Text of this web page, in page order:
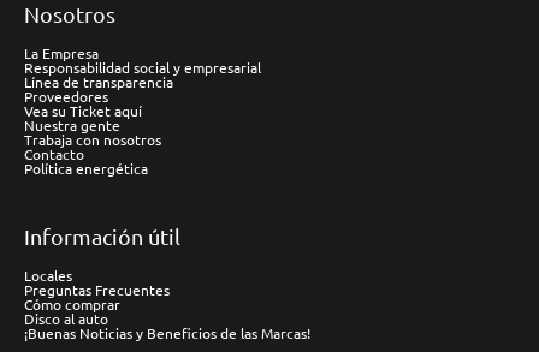
Nosotros
La Empresa
Responsabilidad social y empresarial
Línea de transparencia
Proveedores
Vea su Ticket aquí
Nuestra gente
Trabaja con nosotros
Contacto
Política energética
Información útil
Locales
Preguntas Frecuentes
Cómo comprar
Disco al auto
¡Buenas Noticias y Beneficios de las Marcas!